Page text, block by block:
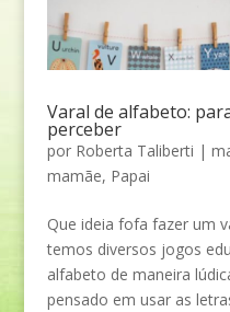
Varal de alfabeto:
perceber
por Roberta Taliberti |
mamãe, Papai
Que ideia fofa fazer um
temos diversos jogos
alfabeto de maneira
pensado em usar as